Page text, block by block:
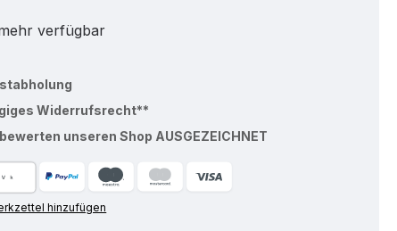
verfügbar
Widerrufsrecht**
bewerten unseren Shop AUSGEZEICHNET
hinzufügen